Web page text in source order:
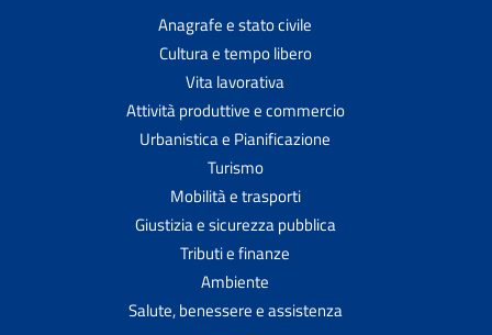
Anagrafe e stato civile
Cultura e tempo libero
Vita lavorativa
Attività produttive e commercio
Urbanistica e Pianificazione
Turismo
Mobilità e trasporti
Giustizia e sicurezza pubblica
Tributi e finanze
Ambiente
Salute, benessere e assistenza